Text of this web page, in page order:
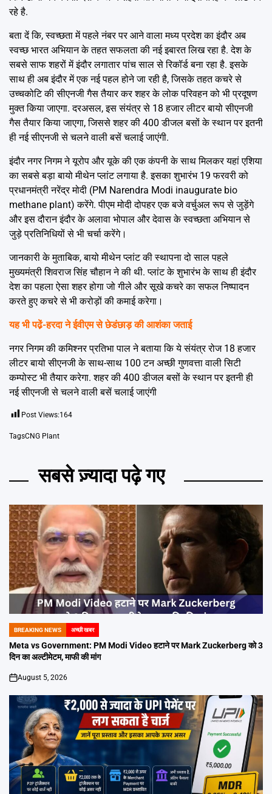
रहे है.
बता दें कि, स्वच्छता में पहले नंबर पर आने वाला मध्य प्रदेश का इंदौर अब
स्वच्छ भारत अभियान के तहत सफलता की नई इबारत लिख रहा है. देश के
सबसे साफ शहरों में इंदौर लगातार पांच साल से रिकॉर्ड बना रहा है. इसके
साथ ही अब इंदौर में एक नई पहल होने जा रही है, जिसके तहत कचरे से
उच्चकोटि की सीएनजी गैस तैयार कर शहर के लोक परिवहन को भी प्रदूषण
मुक्त किया जाएगा. दरअसल, इस संयंत्र से 18 हजार लीटर बायो सीएनजी
गैस तैयार किया जाएगा, जिससे शहर की 400 डीजल बसों के स्थान पर इतनी
ही नई सीएनजी से चलने वाली बसें चलाई जाएंगी.
इंदौर नगर निगम ने यूरोप और यूके की एक कंपनी के साथ मिलकर यहां एशिया
का सबसे बड़ा बायो मीथेन प्लांट लगाया है. इसका शुभारंभ 19 फरवरी को
प्रधानमंत्री नरेंद्र मोदी (PM Narendra Modi inaugurate bio
methane plant) करेंगे. पीएम मोदी दोपहर एक बजे वर्चुअल रूप से जुड़ेंगे
और इस दौरान इंदौर के अलावा भोपाल और देवास के स्वच्छता अभियान से
जुड़े प्रतिनिधियों से भी चर्चा करेंगे।
जानकारी के मुताबिक, बायो मीथेन प्लांट की स्थापना दो साल पहले
मुख्यमंत्री शिवराज सिंह चौहान ने की थी. प्लांट के शुभारंभ के साथ ही इंदौर
देश का पहला ऐसा शहर होगा जो गीले और सूखे कचरे का सफल निष्पादन
करते हुए कचरे से भी करोड़ों की कमाई करेगा।
यह भी पढे़ं-हरदा ने ईवीएम से छेडंछाड़ की आशंका जताई
नगर निगम की कमिश्नर प्रतिभा पाल ने बताया कि ये संयंत्र रोज 18 हजार
लीटर बायो सीएनजी के साथ-साथ 100 टन अच्छी गुणवत्ता वाली सिटी
कम्पोस्ट भी तैयार करेगा. शहर की 400 डीजल बसों के स्थान पर इतनी ही
नई सीएनजी से चलने वाली बसें चलाई जाएंगी
Post Views:164
TagsCNG Plant
सबसे ज़्यादा पढ़े गए
POSTED
IN
BREAKING NEWS अच्छी खबर
Meta vs Government: PM Modi Video हटाने पर Mark Zuckerberg को 3
दिन का अल्टीमेटम, माफी की मांग
on
August 5, 2026